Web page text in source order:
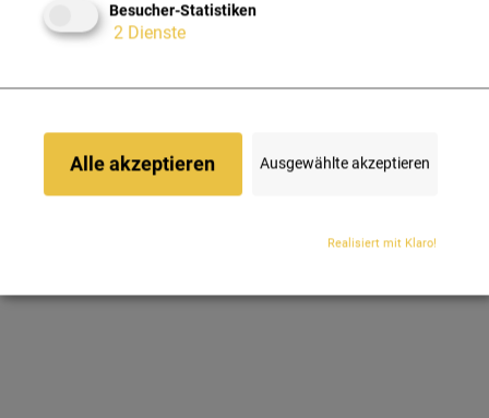
MEHR ERFAHREN
Besucher-Statistiken
2 Dienste
Ausgewählte akzeptieren
Alle akzeptieren
Realisiert mit Klaro!